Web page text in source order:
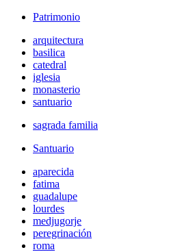
Patrimonio
arquitectura
basilica
catedral
iglesia
monasterio
santuario
sagrada familia
Santuario
aparecida
fatima
guadalupe
lourdes
medjugorje
peregrinación
roma